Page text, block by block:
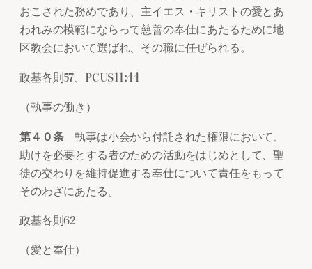
おこされた務めであり、主イエス・キリストの愛とあ
われみの模範にならって慈善の奉仕にあたるために地
区教会において選ばれ、その職に任ぜられる。
政基各則57、PCUS11:44
（執事の働き）
第４０条執事は小会から付託された権限において、
助けを必要とする者のための活動をはじめとして、聖
徒の交わりを維持促進する奉仕について責任をもって
そのわざにあたる。
政基各則62
（愛と奉仕）